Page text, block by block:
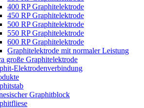
400 RP Graphitelektrode
450 RP Graphitelektrode
500 RP Graphitelektrode
550 RP Graphitelektrode
600 RP Graphitelektrode
Graphitelektrode mit normaler Leistung
große Graphitelektrode
Elektrodenverbindung
Graphitblock